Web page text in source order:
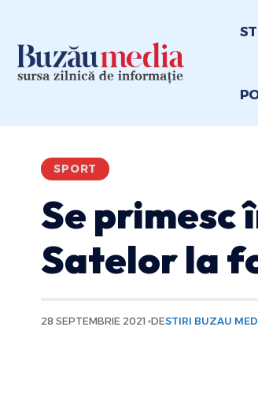
SPORT
Se primesc
Satelor la
28 SEPTEMBRIE 2021 DESTIRI BUZAU